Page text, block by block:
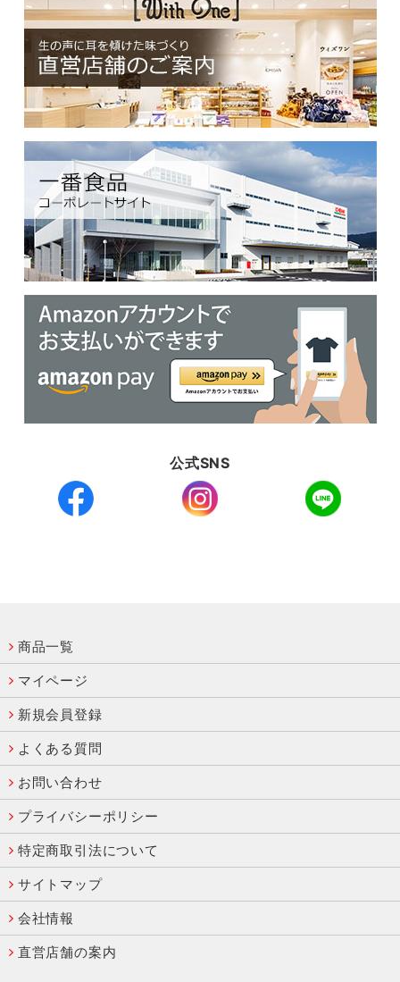
公式SNS
商品一覧
マイページ
新規会員登録
よくある質問
お問い合わせ
プライバシーポリシー
特定商取引法について
サイトマップ
会社情報
直営店舗の案内